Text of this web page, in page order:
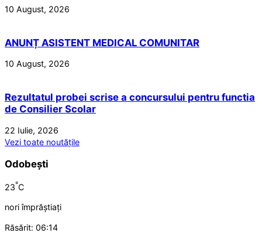
10 August, 2026
ANUNȚ ASISTENT MEDICAL COMUNITAR
10 August, 2026
Rezultatul probei scrise a concursului pentru functia
de Consilier Scolar
22 Iulie, 2026
Vezi toate noutățile
Odobești
23°C
nori împrăștiați
Răsărit: 06:14